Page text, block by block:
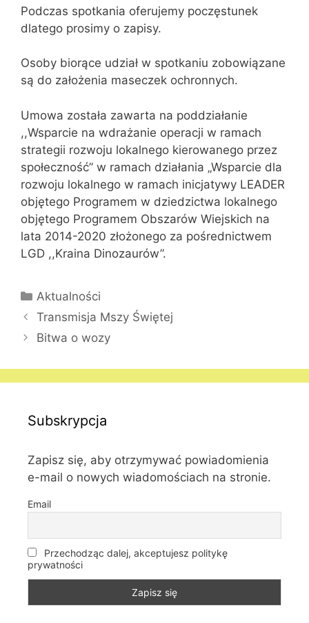
Podczas spotkania oferujemy poczęstunek
dlatego prosimy o zapisy.
Osoby biorące udział w spotkaniu zobowiązane
są do założenia maseczek ochronnych.
Umowa została zawarta na poddziałanie
,,Wsparcie na wdrażanie operacji w ramach
strategii rozwoju lokalnego kierowanego przez
społeczność” w ramach działania „Wsparcie dla
rozwoju lokalnego w ramach inicjatywy LEADER
objętego Programem w dziedzictwa lokalnego
objętego Programem Obszarów Wiejskich na
lata 2014-2020 złożonego za pośrednictwem
LGD ,,Kraina Dinozaurów”.
Kategorie
Aktualności
Transmisja Mszy Świętej
Bitwa o wozy
Subskrypcja
Zapisz się, aby otrzymywać powiadomienia
e-mail o nowych wiadomościach na stronie.
Email
Przechodząc dalej, akceptujesz politykę
prywatności